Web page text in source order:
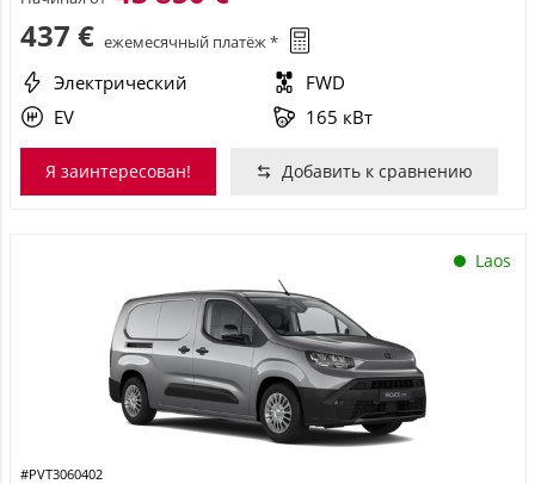
437 € ежемесячный платёж *
Электрический
FWD
EV
165 кВт
Я заинтересован! Добавить к сравнению
Laos
#PVT3060402